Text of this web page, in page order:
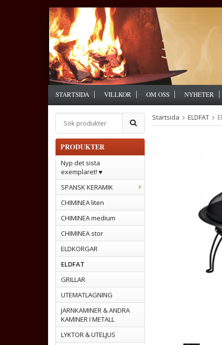
STARTSIDA
VILLKOR OM OSS NYHETER
PRODUKTER
Nyp det sista
exemplaret! ♥
SPANSK KERAMIK
CHIMINEA liten
CHIMINEA medium
CHIMINEA stor
ELDKORGAR
ELDFAT
GRILLAR
UTEMATLAGNING
JÄRNKAMINER & ANDRA
KAMINER I METALL
LYKTOR & UTELJUS
Startsida ELDFAT